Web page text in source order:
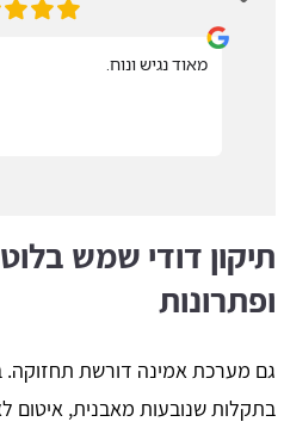
מאוד נגיש ונוח.
תיקון דודי שמש
ופתרונות
גם מערכת אמינה דורשת תחזוקה.
בתקלות שנובעות מאבנית, איטום